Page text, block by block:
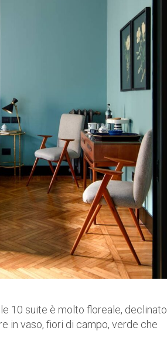
10 suite è molto floreale, declinato
in vaso, fiori di campo, verde che